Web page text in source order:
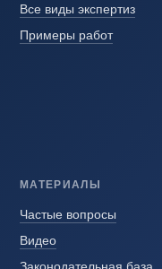
Все виды экспертиз
Примеры работ
МАТЕРИАЛЫ
Частые вопросы
Видео